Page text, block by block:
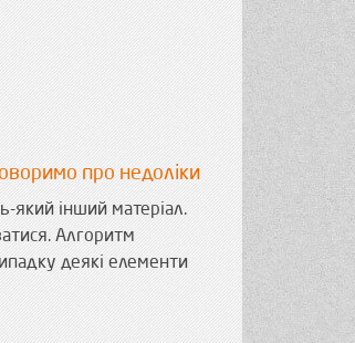
про недоліки
який інший матеріал.
Алгоритм
деякі елементи